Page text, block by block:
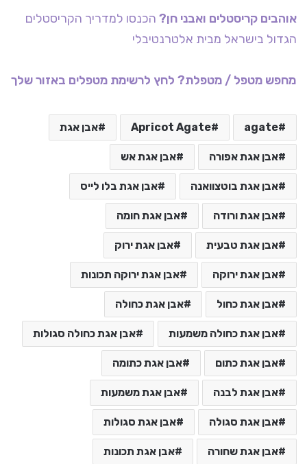
אוהבים קריסטלים ואבני חן? הכנסו למדריך הקריסטלים
הגדול בישראל מבית אלטרנטיבלי
מחפש מטפל / מטפלת? לחץ לרשימת מטפלים באזור שלך
agate
Apricot Agate אבן אגת
אבן אגת אפורה אבן אגת אש
אבן אגת בוטצוואנה אבן אגת בלו לייס
אבן אגת ורודה אבן אגת חומה
אבן אגת טבעית אבן אגת ירוק
אבן אגת ירוקה אבן אגת ירוקה תכונות
אבן אגת כחול אבן אגת כחולה
אבן אגת כחולה משמעות אבן אגת כחולה סגולות
אבן אגת כתום אבן אגת כתומה
אבן אגת לבנה אבן אגת משמעות
אבן אגת סגולה אבן אגת סגולות
אבן אגת שחורה אבן אגת תכונות